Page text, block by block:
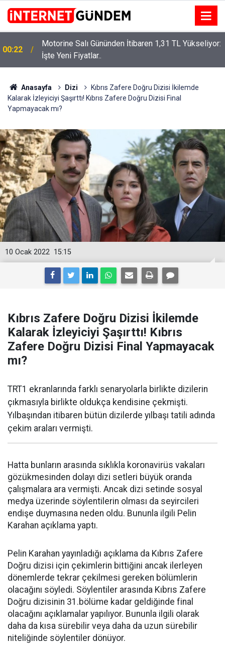
00:22
Motorine Salı Gününden İtibaren 1,31 TL Yükseliyor:
İşte Yeni Fiyatlar..
15:58
Neşet Ertaş’a “Bozkırın Tezenesi” Lakabını Kim
Verdi? Beyaz’la Joker Sorusunun Cevabı Merak
Edildi
Anasayfa Dizi
Kıbrıs Zafere Doğru Dizisi İkilemde
Kalarak İzleyiciyi Şaşırttı! Kıbrıs Zafere Doğru Dizisi Final
Yapmayacak mı?
15:15
10 Ocak 2022
Kıbrıs Zafere Doğru Dizisi İkilemde
Kalarak İzleyiciyi Şaşırttı! Kıbrıs
Zafere Doğru Dizisi Final Yapmayacak
mı?
TRT1 ekranlarında farklı senaryolarla birlikte dizilerin
çıkmasıyla birlikte oldukça kendisine çekmişti.
Yılbaşından itibaren bütün dizilerde yılbaşı tatili adında
çekim araları vermişti.
Hatta bunların arasında sıklıkla koronavirüs vakaları
gözükmesinden dolayı dizi setleri büyük oranda
çalışmalara ara vermişti. Ancak dizi setinde sosyal
medya üzerinde söylentilerin olması da seyircileri
endişe duymasına neden oldu. Bununla ilgili Pelin
Karahan açıklama yaptı.
Pelin Karahan yayınladığı açıklama da Kıbrıs Zafere
Doğru dizisi için çekimlerin bittiğini ancak ilerleyen
dönemlerde tekrar çekilmesi gereken bölümlerin
olacağını söyledi. Söylentiler arasında Kıbrıs Zafere
Doğru dizisinin 31.bölüme kadar geldiğinde final
olacağını açıklamalar yapılıyor. Bununla ilgili olarak
daha da kısa sürebilir veya daha da uzun sürebilir
niteliğinde söylentiler dönüyor.